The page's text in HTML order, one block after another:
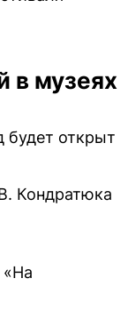
в музеях
будет открыт
Кондратюка